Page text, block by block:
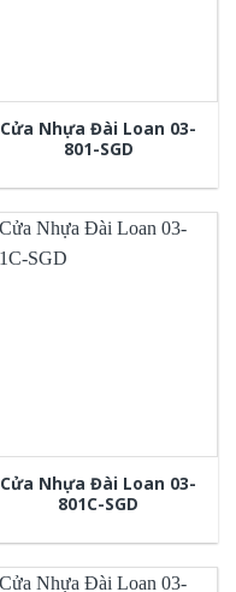
Cửa Nhựa Đài Loan 03-
801-SGD
Cửa Nhựa Đài Loan 03-
801C-SGD